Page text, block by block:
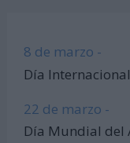
8 de marzo -
Día
22 de marzo -
Día Mundial del